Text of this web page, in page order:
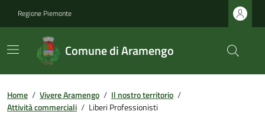
Regione Piemonte
Comune di Aramengo
Home / Vivere Aramengo / Il nostro territorio /
Attività commerciali / Liberi Professionisti